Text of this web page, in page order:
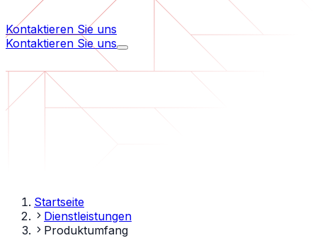
한국어
Kontaktieren Sie uns
Kontaktieren Sie uns
Startseite
Dienstleistungen
Produktumfang